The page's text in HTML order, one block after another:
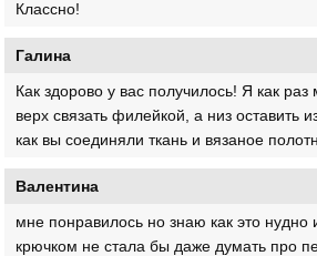
Классно!
Галина
Как здорово у вас получилось! Я как
верх связать филейкой, а низ оставить
как вы соединяли ткань и вязаное
Валентина
мне понравилось но знаю как это нудно
крючком не стала бы даже думать про